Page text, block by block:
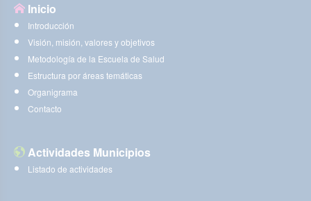
Inicio
Introducción
Visión, misión, valores y objetivos
Metodología de la Escuela de Salud
Estructura por áreas temáticas
Organigrama
Contacto
Actividades Municipios
Listado de actividades